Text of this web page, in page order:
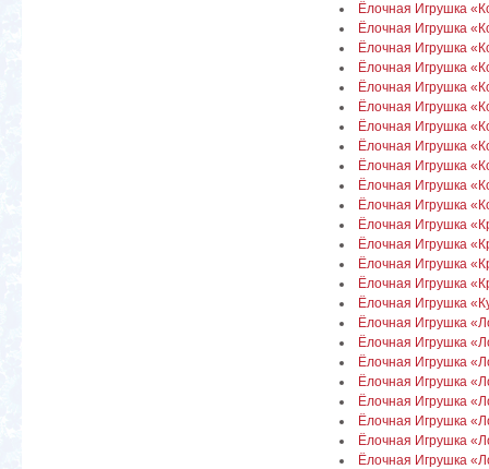
Ёлочная Игрушка
Ёлочная Игрушка
Ёлочная Игрушка
Ёлочная Игрушка
Ёлочная Игрушка
Ёлочная Игрушка
Ёлочная Игрушка
Ёлочная Игрушка
Ёлочная Игрушка
Ёлочная Игрушка
Ёлочная Игрушка
Ёлочная Игрушка
Ёлочная Игрушка
Ёлочная Игрушка
Ёлочная Игрушка
Ёлочная Игрушка
Ёлочная Игрушка
Ёлочная Игрушка
Ёлочная Игрушка
Ёлочная Игрушка
Ёлочная Игрушка
Ёлочная Игрушка
Ёлочная Игрушка
Ёлочная Игрушка